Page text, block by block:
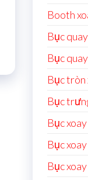
Booth
Bục
Bục
Bục
Bục
Bục
Bục
Bục